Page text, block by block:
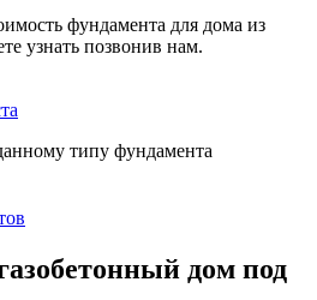
фундамента для дома из
узнать позвонив нам.
типу фундамента
дом под